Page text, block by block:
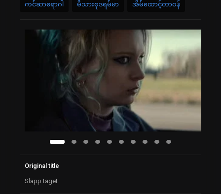
ကင်ဆာရောဂါ မိသားစုဒရမ်မာ အိမ်ထောင့်တာဝန်
Original title
Släpp taget